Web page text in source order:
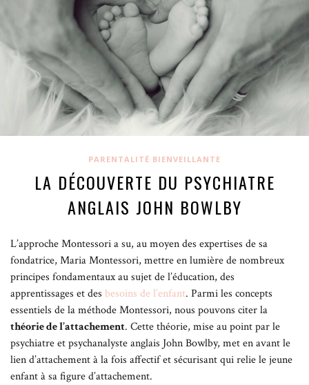
PARENTALITÉ BIENVEILLANTE
LA DÉCOUVERTE DU PSYCHIATRE
ANGLAIS JOHN BOWLBY
L’approche Montessori a su, au moyen des expertises de sa
fondatrice, Maria Montessori, mettre en lumière de nombreux
principes fondamentaux au sujet de l’éducation, des
apprentissages et des besoins de l’enfant. Parmi les concepts
essentiels de la méthode Montessori, nous pouvons citer la
théorie de l’attachement. Cette théorie, mise au point par le
psychiatre et psychanalyste anglais John Bowlby, met en avant le
lien d’attachement à la fois affectif et sécurisant qui relie le jeune
enfant à sa figure d’attachement.